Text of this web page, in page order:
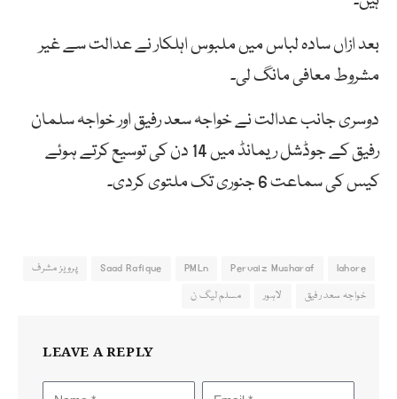
بعد ازاں سادہ لباس میں ملبوس اہلکار نے عدالت سے غیر
مشروط معافی مانگ لی۔
دوسری جانب عدالت نے خواجہ سعد رفیق اور خواجہ سلمان
رفیق کے جوڈشل ریمانڈ میں 14 دن کی توسیع کرتے ہوئے
کیس کی سماعت 6 جنوری تک ملتوی کردی۔
lahore
Pervaiz Musharaf
PMLn
Saad Rafique
پرویز مشرف
خواجہ سعد رفیق
لاہور مسلم لیگ ن
LEAVE A REPLY